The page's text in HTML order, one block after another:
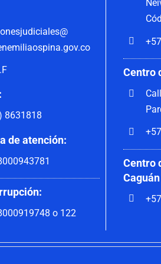
8631818
de atención:
o 122
Centro
Centro
Caguán